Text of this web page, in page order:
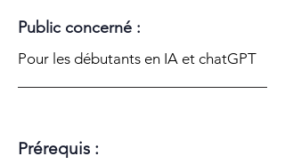
Public concerné :
Pour les débutants en IA et chatGPT
Prérequis :